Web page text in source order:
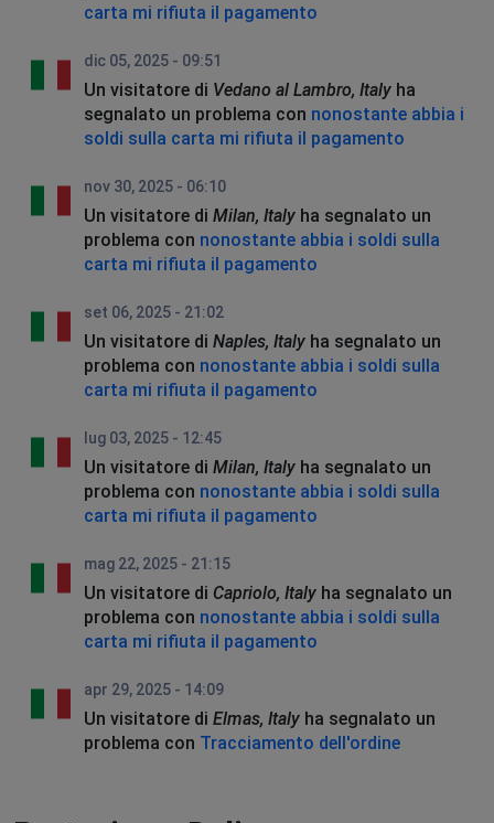
carta mi rifiuta il pagamento
dic 05, 2025 - 09:51
Un visitatore di Vedano al Lambro, Italy ha
segnalato un problema con nonostante abbia i
soldi sulla carta mi rifiuta il pagamento
nov 30, 2025 - 06:10
Un visitatore di Milan, Italy ha segnalato un
problema con nonostante abbia i soldi sulla
carta mi rifiuta il pagamento
set 06, 2025 - 21:02
Un visitatore di Naples, Italy ha segnalato un
problema con nonostante abbia i soldi sulla
carta mi rifiuta il pagamento
lug 03, 2025 - 12:45
Un visitatore di Milan, Italy ha segnalato un
problema con nonostante abbia i soldi sulla
carta mi rifiuta il pagamento
mag 22, 2025 - 21:15
Un visitatore di Capriolo, Italy ha segnalato un
problema con nonostante abbia i soldi sulla
carta mi rifiuta il pagamento
apr 29, 2025 - 14:09
Un visitatore di Elmas, Italy ha segnalato un
problema con Tracciamento dell'ordine